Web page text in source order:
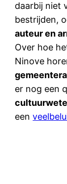
daarbij niet
bestrijden,
auteur en
Over hoe
Ninove
er nog een
een